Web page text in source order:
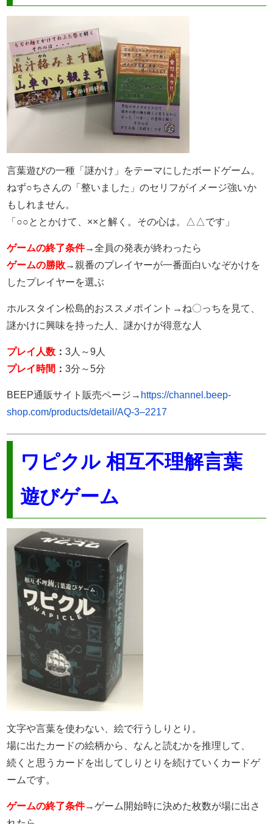
言葉遊びの一種「謎かけ」をテーマにしたボードゲーム。
ねず○ちさんの「整いました」のセリフがイメージ強いか
もしれません。
「○○ととかけて、××と解く。その心は。△△です」
ゲームの終了条件→全員の発表が終わったら
ゲームの勝敗→ 親番のプレイヤーが一番面白いなぞかけを
したプレイヤーを選ぶ
ホルスタイン松島的おススメポイント→ね〇っちを見て、
謎かけに興味を持った人、謎かけが得意な人
プレイ人数 ：3人～9人
プレイ時間 ：3分～5分
BEEP通販サイト販売ページ→ https://channel.beep-
shop.com/products/detail/AQ-3–2217
ワピクル 相互不理解言葉
遊びゲーム
文字や言葉を使わない、絵で行うしりとり。
場に出たカードの絵柄から、なんと読むかを推理して、
続くと思うカードを出してしりとりを続けていくカードゲ
ームです。
ゲームの終了条件→ゲーム開始時に決めた枚数が場に出さ